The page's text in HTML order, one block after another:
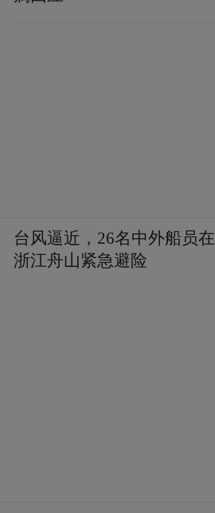
台风逼近，26名中外船员在
浙江舟山紧急避险